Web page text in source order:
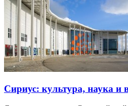
Сириус: культура, наука и